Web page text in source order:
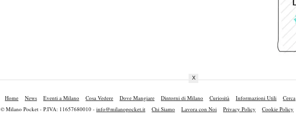
Home News Eventi a Milano Cosa Vedere Dove Mangiare Dintorni di Milano Curiosità Informazioni Utili Cerca
© Milano Pocket - P.IVA: 11657680010 - info@milanopocket.it Chi Siamo Lavora con Noi Privacy Policy Cookie Policy
X